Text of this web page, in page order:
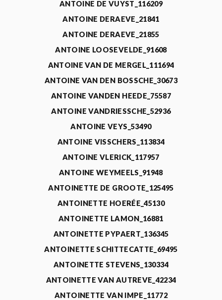
ANTOINE DE VUYST_116209
ANTOINE DERAEVE_21841
ANTOINE DERAEVE_21855
ANTOINE LOOSEVELDE_91608
ANTOINE VAN DE MERGEL_111694
ANTOINE VAN DEN BOSSCHE_30673
ANTOINE VANDEN HEEDE_75587
ANTOINE VANDRIESSCHE_52936
ANTOINE VEYS_53490
ANTOINE VISSCHERS_113834
ANTOINE VLERICK_117957
ANTOINE WEYMEELS_91948
ANTOINETTE DE GROOTE_125495
ANTOINETTE HOERÉE_45130
ANTOINETTE LAMON_16881
ANTOINETTE PYPAERT_136345
ANTOINETTE SCHITTECATTE_69495
ANTOINETTE STEVENS_130334
ANTOINETTE VAN AUTREVE_42234
ANTOINETTE VAN IMPE_11772